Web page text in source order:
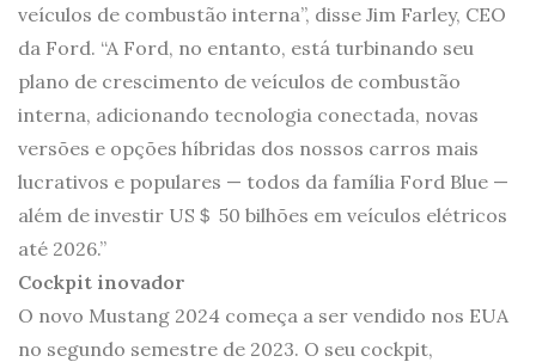
veículos de combustão interna”, disse Jim Farley, CEO
da Ford. “A Ford, no entanto, está turbinando seu
plano de crescimento de veículos de combustão
interna, adicionando tecnologia conectada, novas
versões e opções híbridas dos nossos carros mais
lucrativos e populares — todos da família Ford Blue —
além de investir US＄ 50 bilhões em veículos elétricos
até 2026.”
Cockpit inovador
O novo Mustang 2024 começa a ser vendido nos EUA
no segundo semestre de 2023. O seu cockpit,